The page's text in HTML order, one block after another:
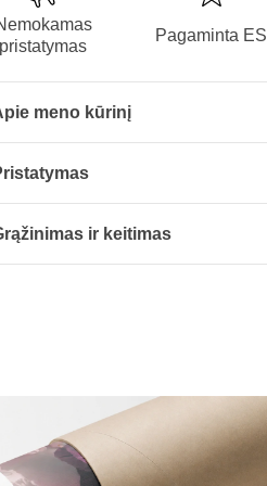
pristatymas
Pagaminta ES
meno kūrinį
ir keitimas